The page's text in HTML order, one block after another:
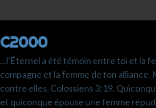
C2000
...l'Éternel a été témoin entre toi et la
compagne et la femme de ton alliance.
contre elles. Colossiens 3:19.
et quiconque épouse une femme